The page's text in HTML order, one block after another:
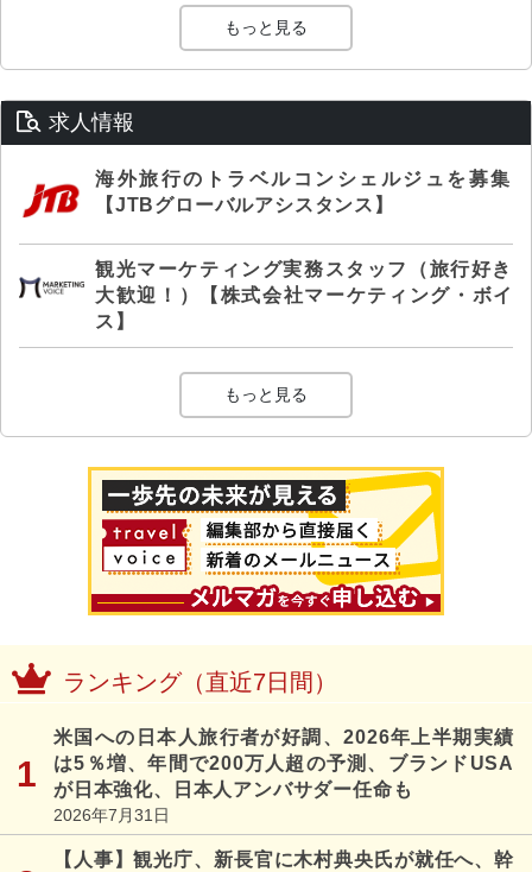
もっと見る
求人情報
海外旅行のトラベルコンシェルジュを募集
【JTBグローバルアシスタンス】
観光マーケティング実務スタッフ（旅行好き
大歓迎！）【株式会社マーケティング・ボイ
ス】
もっと見る
ランキング（直近7日間）
米国への日本人旅行者が好調、2026年上半期実績
は5％増、年間で200万人超の予測、ブランドUSA
が日本強化、日本人アンバサダー任命も
2026年7月31日
【人事】観光庁、新長官に木村典央氏が就任へ、幹